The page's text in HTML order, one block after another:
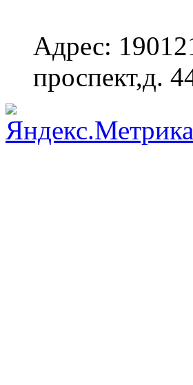
Адрес:
проспект,д.